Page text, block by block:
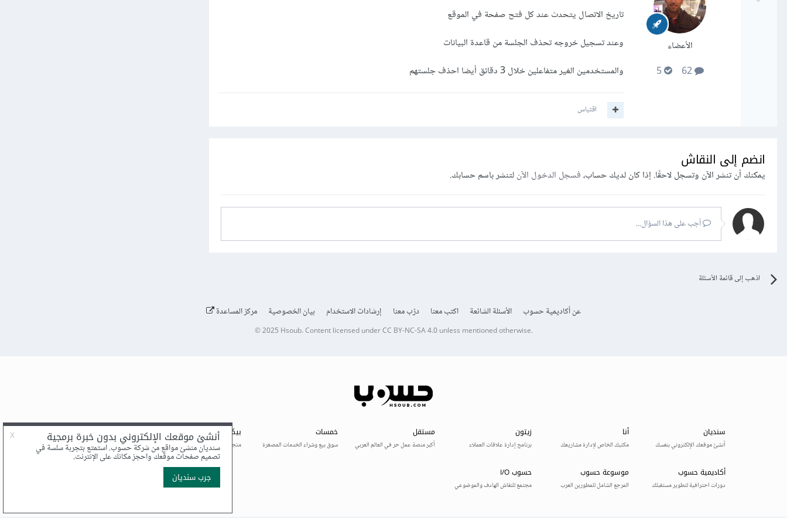
الأعضاء
62
5
تاريخ الاتصال يتحدث عند كل فتح صفحة في الموقع
وعند تسجيل خروجه تحذف الجلسة من قاعدة البيانات
والمستخدمين الغير متفاعلين خلال 3 دقائق أيضا احذف جلستهم
اقتباس
انضم إلى النقاش
يمكنك أن تنشر الآن وتسجل لاحقًا. إذا كان لديك حساب،فسجل الدخول الآنلتنشر باسم حسابك.
أجب على هذا السؤال...
اذهب إلى قائمة الأسئلة
عن أكاديمية حسوب الأسئلة الشائعة اكتب معنا درّب معنا إرشادات الاستخدام بيان الخصوصية مركز المساعدة
© 2025 Hsoub.Content licensed underCC BY-NC-SA 4.0unless mentioned otherwise.